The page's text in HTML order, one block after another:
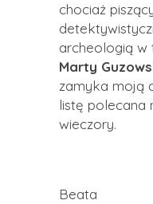
chociaż
archeologią w
Marty
zamyka moją
listę polecana
wieczory.
Beata